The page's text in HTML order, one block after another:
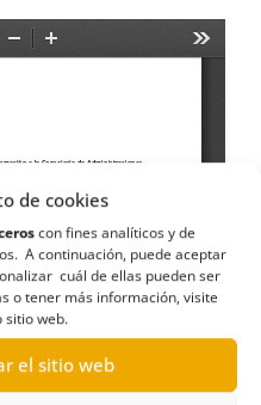
de cookies
con fines analíticos y de
A continuación, puede aceptar
cuál de ellas pueden ser
o tener más información, visite
sitio web.
el sitio web